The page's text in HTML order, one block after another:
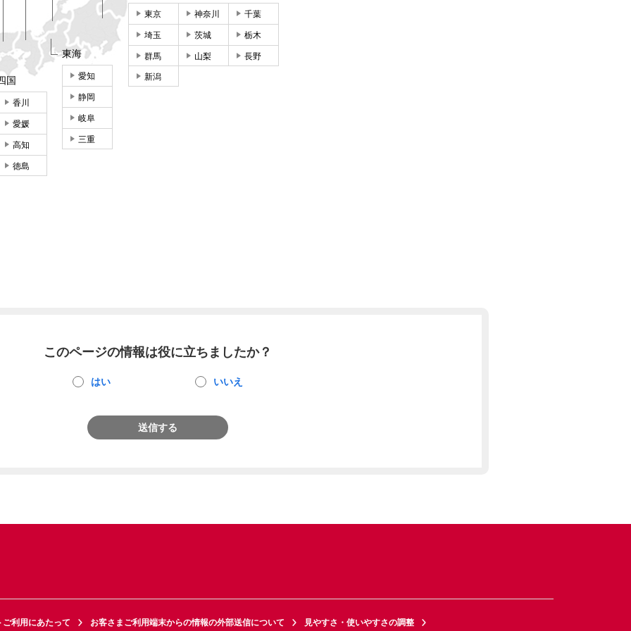
東京 神奈川 千葉
埼玉 茨城 栃木
群馬 山梨 長野
新潟
東海
愛知
静岡
岐阜
三重
国
香川
愛媛
高知
徳島
このページの情報は役に立ちましたか？
はい いいえ
送信する
ご利用にあたって お客さまご利用端末からの情報の外部送信について 見やすさ・使いやすさの調整